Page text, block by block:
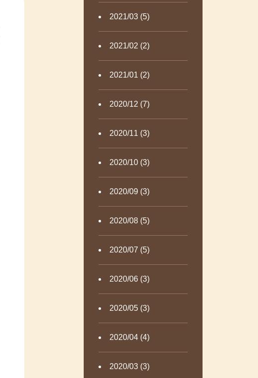
2021/03 (5)
2021/02 (2)
2021/01 (2)
2020/12 (7)
2020/11 (3)
2020/10 (3)
2020/09 (3)
2020/08 (5)
2020/07 (5)
2020/06 (3)
2020/05 (3)
2020/04 (4)
2020/03 (3)